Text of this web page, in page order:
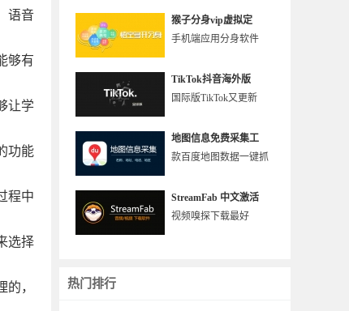
猴子分身vip虚拟定
手机端应用分身软件
TikTok抖音海外版
国际版TikTok又更新
地图信息免费采集工
款百度地图数据一键抓
StreamFab 中文激活
视频嗅探下载最好
热门排行
语音
够有
让学
功能
程中
选择
，